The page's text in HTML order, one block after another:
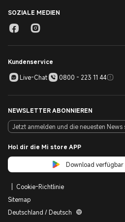
SOZIALE MEDIEN
Kundenservice
Live-Chat
0800 - 223 11 44
NEWSLETTER ABONNIEREN
Hol dir die Mi store APP
Download verfügbar
Cookie-Richtlinie
Sitemap
Deutschland / Deutsch